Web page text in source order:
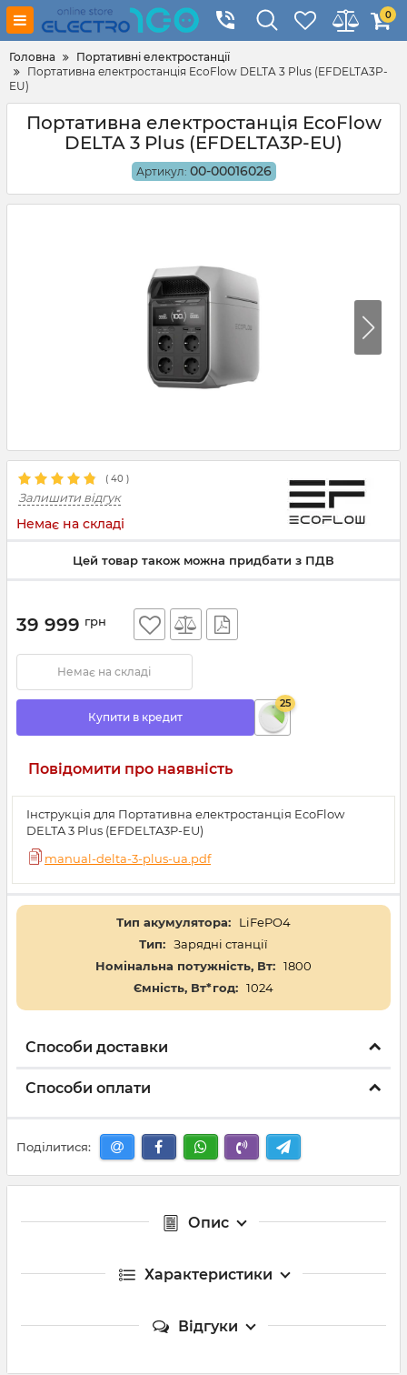
0
Головна
Портативні електростанції
Портативна електростанція EcoFlow DELTA 3 Plus (EFDELTA3P-
EU)
Портативна електростанція EcoFlow
DELTA 3 Plus (EFDELTA3P-EU)
Артикул: 00-00016026
( 40 )
Залишити відгук
Немає на складі
Цей товар також можна придбати з ПДВ
Інструкція для Портативна електростанція EcoFlow
DELTA 3 Plus (EFDELTA3P-EU)
manual-delta-3-plus-ua.pdf
39 999 грн
Немає на складі
Купити в кредит
25
Повідомити про наявність
Тип акумулятора:
LiFePO4
Тип: Зарядні станції
Номінальна потужність, Вт: 1800
Ємність, Вт*год: 1024
Способи доставки
Способи оплати
Поділитися:
Опис
Характеристики
Відгуки